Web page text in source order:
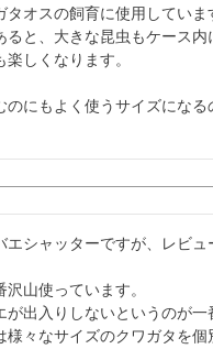
オスの飼育に使用していま
ると、大きな昆虫もケース
しくなります。
のにもよく使うサイズにな
エシャッターですが、レビ
山使っています。
出入りしないというのが一
様々なサイズのクワガタを